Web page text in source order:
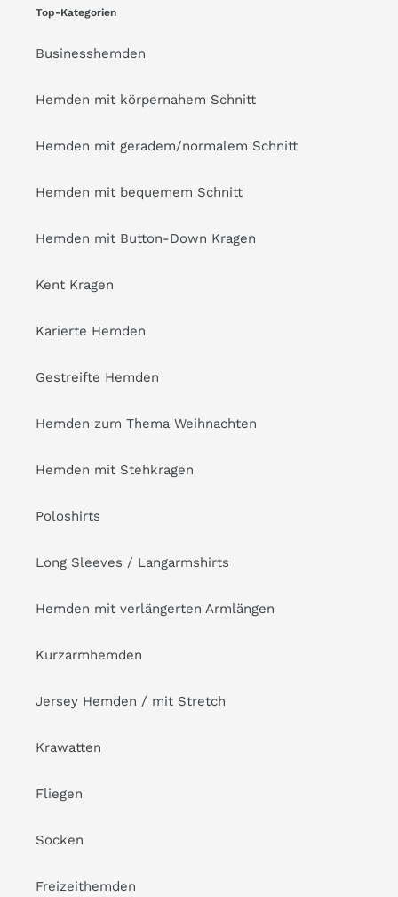
Top-Kategorien
Businesshemden
Hemden mit körpernahem Schnitt
Hemden mit geradem/normalem Schnitt
Hemden mit bequemem Schnitt
Hemden mit Button-Down Kragen
Kent Kragen
Karierte Hemden
Gestreifte Hemden
Hemden zum Thema Weihnachten
Hemden mit Stehkragen
Poloshirts
Long Sleeves / Langarmshirts
Hemden mit verlängerten Armlängen
Kurzarmhemden
Jersey Hemden / mit Stretch
Krawatten
Fliegen
Socken
Freizeithemden